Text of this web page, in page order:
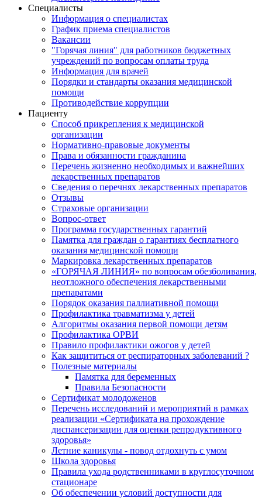
Специалисты
Информация о специалистах
График приема специалистов
Вакансии
"Горячая линия" для работников бюджетных
учреждений по вопросам оплаты труда
Информация для врачей
Порядки и стандарты оказания медицинской
помощи
Противодействие коррупции
Пациенту
Способ прикрепления к медицинской
организации
Нормативно-правовые документы
Права и обязанности гражданина
Перечень жизненно необходимых и важнейших
лекарственных препаратов
Сведения о перечнях лекарственных препаратов
Отзывы
Страховые организации
Вопрос-ответ
Программа государственных гарантий
Памятка для граждан о гарантиях бесплатного
оказания медицинской помощи
Маркировка лекарственных препаратов
«ГОРЯЧАЯ ЛИНИЯ» по вопросам обезболивания,
неотложного обеспечения лекарственными
препаратами
Порядок оказания паллиативной помощи
Профилактика травматизма у детей
Алгоритмы оказания первой помощи детям
Профилактика ОРВИ
Правило профилактики ожогов у детей
Как защититься от респираторных заболеваний ?
Полезные материалы
Памятка для беременных
Правила Безопасности
Сертификат молодоженов
Перечень исследований и мероприятий в рамках
реализации «Сертификата на прохождение
диспансеризации для оценки репродуктивного
здоровья»
Летние каникулы - повод отдохнуть с умом
Школа здоровья
Правила ухода родственниками в круглосуточном
стационаре
Об обеспечении условий доступности для